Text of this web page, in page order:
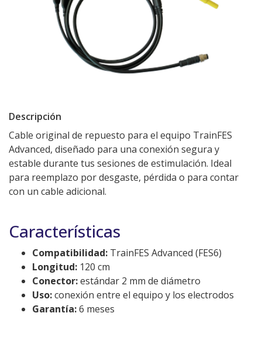
Descripción
Cable original de repuesto para el equipo TrainFES
Advanced, diseñado para una conexión segura y
estable durante tus sesiones de estimulación. Ideal
para reemplazo por desgaste, pérdida o para contar
con un cable adicional.
Características
Compatibilidad: TrainFES Advanced (FES6)
Longitud: 120 cm
Conector:estándar 2 mm de diámetro
Uso:conexión entre el equipo y los electrodos
Garantía:6 meses